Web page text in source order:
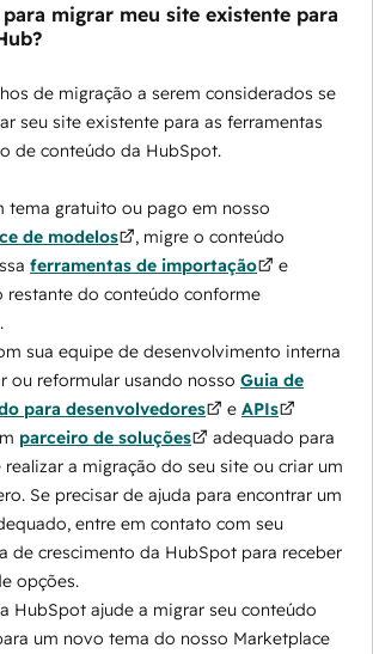
migrar meu site existente para
de migração a serem considerados se
seu site existente para as ferramentas
de conteúdo da HubSpot.
tema gratuito ou pago em nosso
de modelos
, migre o conteúdo
ferramentas de importação
e
restante do conteúdo conforme
sua equipe de desenvolvimento interna
ou reformular usando nosso Guia de
para desenvolvedores
e APIs
parceiro de soluções
adequado para
a migração do seu site ou criar um
Se precisar de ajuda para encontrar um
entre em contato com seu
de crescimento da HubSpot para receber
opções.
HubSpot ajude a migrar seu conteúdo
um novo tema do nosso Marketplace